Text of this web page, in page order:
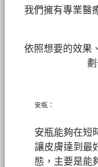
我們擁有專業醫
依照想要的效果
安瓶：
安瓶能夠在短
讓皮膚達到最
態，主要是能